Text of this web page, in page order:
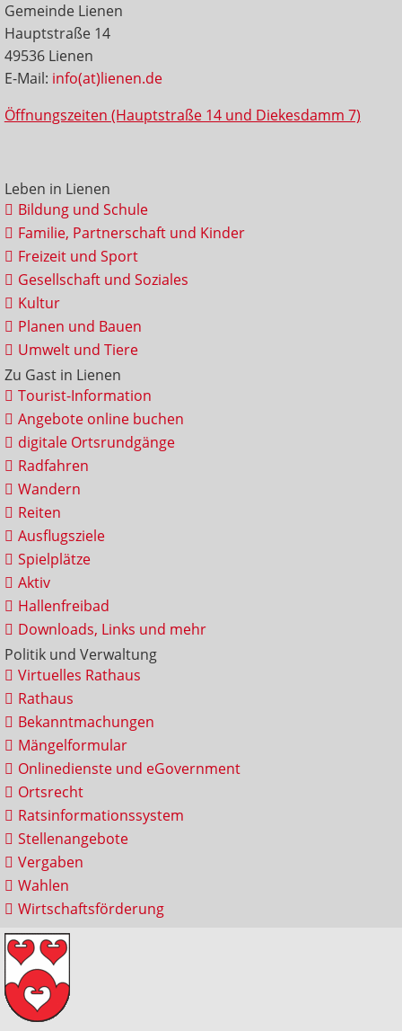
Gemeinde Lienen
Hauptstraße 14
49536 Lienen
E-Mail: info(at)lienen.de
Öffnungszeiten (Hauptstraße 14 und Diekesdamm 7)
Leben in Lienen
Bildung und Schule
Familie, Partnerschaft und Kinder
Freizeit und Sport
Gesellschaft und Soziales
Kultur
Planen und Bauen
Umwelt und Tiere
Zu Gast in Lienen
Tourist-Information
Angebote online buchen
digitale Ortsrundgänge
Radfahren
Wandern
Reiten
Ausflugsziele
Spielplätze
Aktiv
Hallenfreibad
Downloads, Links und mehr
Politik und Verwaltung
Virtuelles Rathaus
Rathaus
Bekanntmachungen
Mängelformular
Onlinedienste und eGovernment
Ortsrecht
Ratsinformationssystem
Stellenangebote
Vergaben
Wahlen
Wirtschaftsförderung